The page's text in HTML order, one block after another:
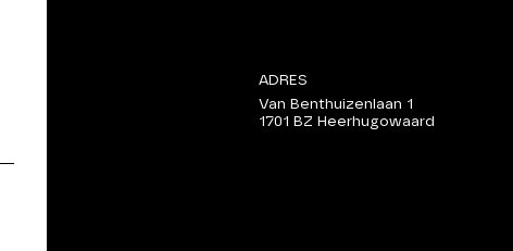
ADRES
Van Benthuizenlaan 1
1701 BZ Heerhugowaard